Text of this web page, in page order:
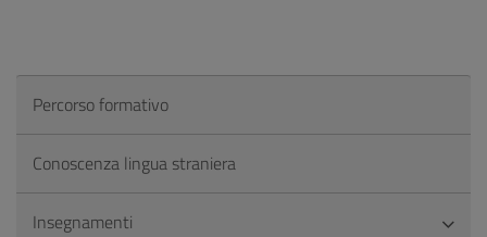
Percorso formativo
Conoscenza lingua straniera
Insegnamenti